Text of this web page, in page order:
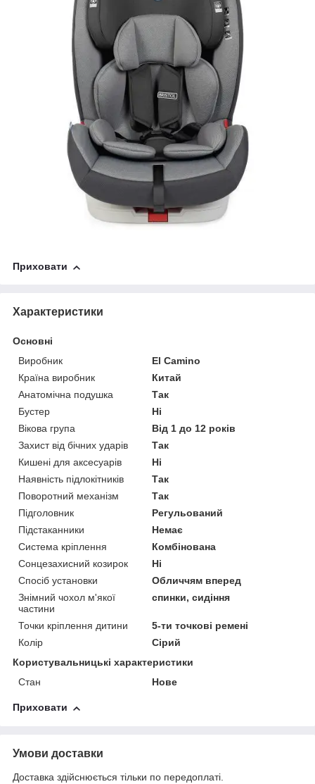
Приховати
Характеристики
Основні
Виробник
El Camino
Країна виробник
Китай
Анатомічна подушка
Так
Бустер
Ні
Вікова група
Від 1 до 12 років
Захист від бічних ударів
Так
Кишені для аксесуарів
Ні
Наявність підлокітників
Так
Поворотний механізм
Так
Підголовник
Регульований
Підстаканники
Немає
Система кріплення
Комбінована
Сонцезахисний козирок
Ні
Спосіб установки
Обличчям вперед
Знімний чохол м'якої
частини
спинки, сидіння
Точки кріплення дитини
5-ти точкові ремені
Колір
Сірий
Користувальницькі характеристики
Стан
Нове
Приховати
Умови доставки
Доставка здійснюється тільки по передоплаті.